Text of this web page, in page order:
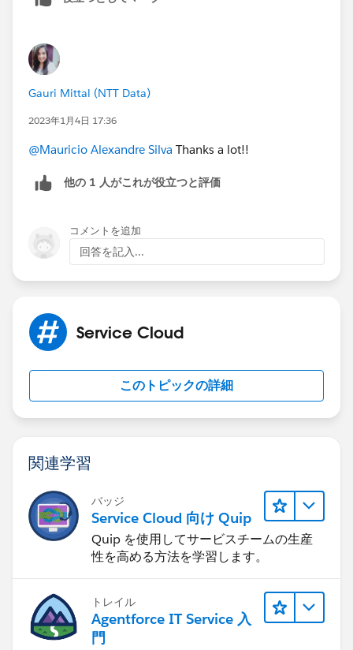
Gauri Mittal (NTT Data)
2023年1月4日 17:36
@Mauricio Alexandre Silva Thanks a lot!!
他の 1 人がこれが役立つと評価
コメントを追加
回答を記入...
Service Cloud
このトピックの詳細
関連学習
バッジ
Service Cloud 向け Quip
Quip を使用してサービスチームの生産
性を高める方法を学習します。
トレイル
Agentforce IT Service 入
門